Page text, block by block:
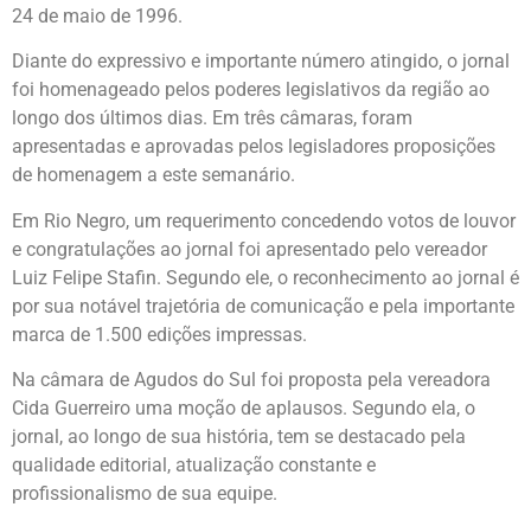
24 de maio de 1996.
Diante do expressivo e importante número atingido, o jornal
foi homenageado pelos poderes legislativos da região ao
longo dos últimos dias. Em três câmaras, foram
apresentadas e aprovadas pelos legisladores proposições
de homenagem a este semanário.
Em Rio Negro, um requerimento concedendo votos de louvor
e congratulações ao jornal foi apresentado pelo vereador
Luiz Felipe Stafin. Segundo ele, o reconhecimento ao jornal é
por sua notável trajetória de comunicação e pela importante
marca de 1.500 edições impressas.
Na câmara de Agudos do Sul foi proposta pela vereadora
Cida Guerreiro uma moção de aplausos. Segundo ela, o
jornal, ao longo de sua história, tem se destacado pela
qualidade editorial, atualização constante e
profissionalismo de sua equipe.